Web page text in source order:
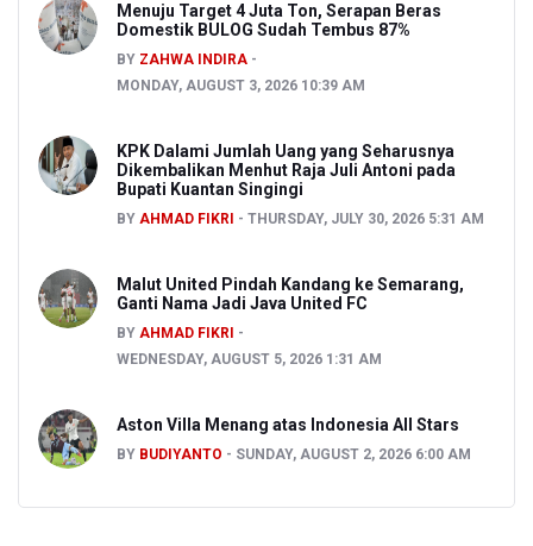
Menuju Target 4 Juta Ton, Serapan Beras
Domestik BULOG Sudah Tembus 87%
BY ZAHWA INDIRA
MONDAY, AUGUST 3, 2026 10:39 AM
KPK Dalami Jumlah Uang yang Seharusnya
Dikembalikan Menhut Raja Juli Antoni pada
Bupati Kuantan Singingi
BY AHMAD FIKRI THURSDAY, JULY 30, 2026 5:31 AM
Malut United Pindah Kandang ke Semarang,
Ganti Nama Jadi Java United FC
BY AHMAD FIKRI
WEDNESDAY, AUGUST 5, 2026 1:31 AM
Aston Villa Menang atas Indonesia All Stars
BY BUDIYANTO SUNDAY, AUGUST 2, 2026 6:00 AM